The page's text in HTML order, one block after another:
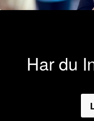
Har du